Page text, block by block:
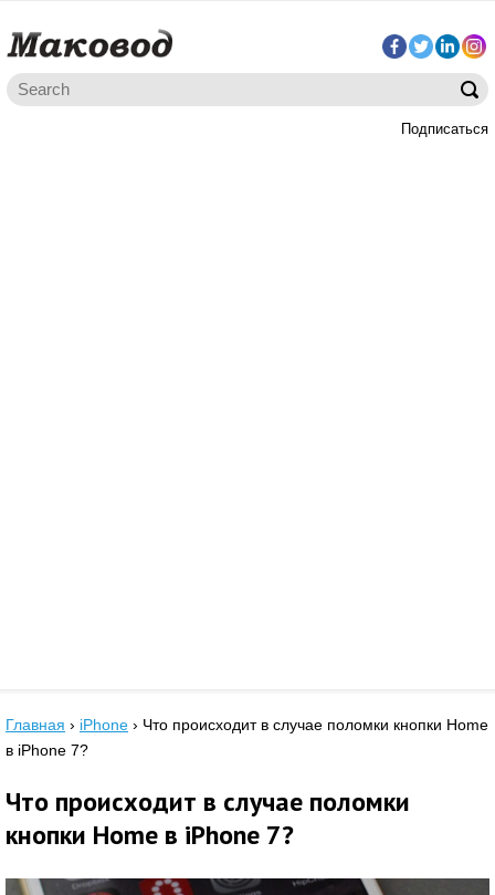
Подписаться
Главная › iPhone › Что происходит в случае поломки кнопки Home
в iPhone 7?
Что происходит в случае поломки
кнопки Home в iPhone 7?